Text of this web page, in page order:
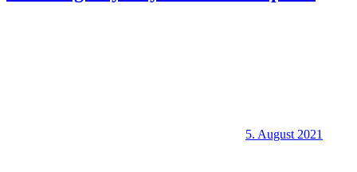
5. August 2021